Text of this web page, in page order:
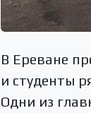
В Ереване
и студенты
Одни из